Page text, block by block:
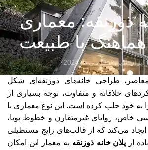
ذوزنقه: معماری
هماهنگ با طبیعت
ایران آذین On می 5, 2024
طراحی خانه‌های ذوزنقه‌ای شکل
خلاقانه و متفاوت، توجه بسیاری از
به خود جلب کرده است. این نوع معماری با
خاص، زوایای غیرمتقارن و خطوط پویا،
می‌کند که از قالب‌های رایج مستطیلی
ازپلان خانه ذوزنقه به معمار این امکان